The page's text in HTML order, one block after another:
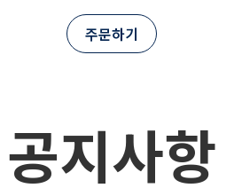
주문하기
공지사항